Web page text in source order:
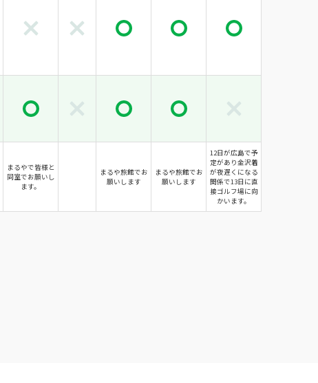
まるやで皆様と
同室でお願いし
ます。
まるや旅館でお
願いします
まるや旅館でお
願いします
12日が広島で予
定があり金沢着
が夜遅くになる
関係で13日に直
接ゴルフ場に向
かいます。